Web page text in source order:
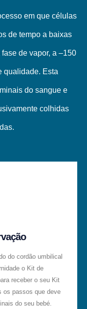
em que células
de tempo a baixas
de vapor, a –150
qualidade. Esta
do sangue e
colhidas
do cordão umbilical
o Kit de
receber o seu Kit
os passos que deve
do seu bebé.